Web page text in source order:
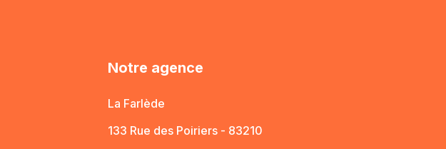
Notre agence
La Farlède
133 Rue des Poiriers - 83210